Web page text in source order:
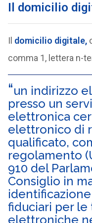
Il domicilio
Il domicilio digitale,
comma 1, lettera n-
un indirizzo
presso un
elettronica
elettronico di
qualificato,
regolamento
910 del
Consiglio in
fiduciari per le
elettroniche